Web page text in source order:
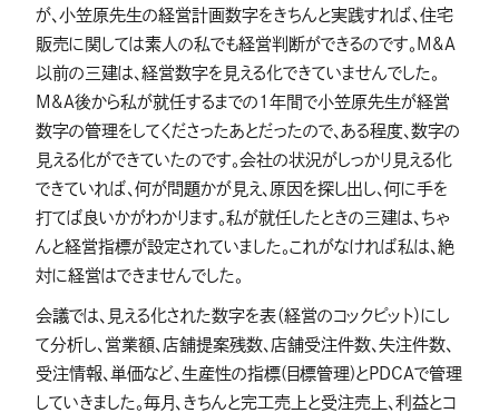
が、小笠原先生の経営計画数字をきちんと実践すれば、住宅
販売に関しては素人の私でも経営判断ができるのです。M&A
以前の三建は、経営数字を見える化できていませんでした。
M&A後から私が就任するまでの1年間で小笠原先生が経営
数字の管理をしてくださったあとだったので、ある程度、数字の
見える化ができていたのです。会社の状況がしっかり見える化
できていれば、何が問題かが見え、原因を探し出し、何に手を
打てば良いかがわかります。私が就任したときの三建は、ちゃ
んと経営指標が設定されていました。これがなければ私は、絶
対に経営はできませんでした。
会議では、見える化された数字を表（経営のコックピット）にし
て分析し、営業額、店舗提案残数、店舗受注件数、失注件数、
受注情報、単価など、生産性の指標(目標管理)とPDCAで管理
していきました。毎月、きちんと完工売上と受注売上、利益とコ